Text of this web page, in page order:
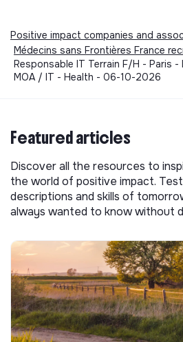
Positive impact companies and
Médecins sans Frontières France
Responsable IT Terrain F/H - Paris
MOA / IT - Health - 06-10-2026
Featured articles
Discover all the resources to
the world of positive impact.
descriptions and skills of
always wanted to know without